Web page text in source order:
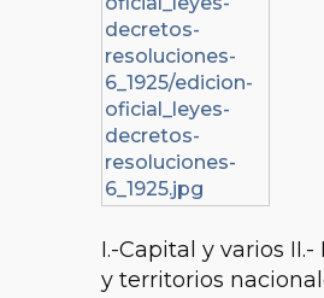
I.-Capital y varios II.-
y territorios